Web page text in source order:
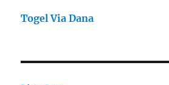
Togel Via Dana